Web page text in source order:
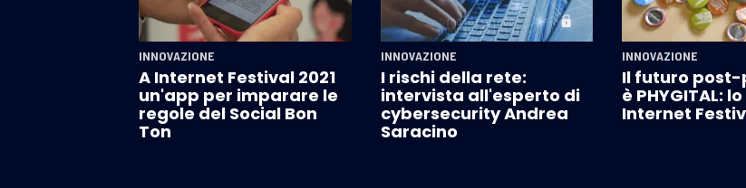
INNOVAZIONE
A Internet Festival 2021
un'app per imparare le
regole del Social Bon
Ton
INNOVAZIONE
I rischi della rete:
intervista all'esperto di
cybersecurity Andrea
Saracino
INNOVAZIONE
Il futuro
è PHYGITAL:
Internet